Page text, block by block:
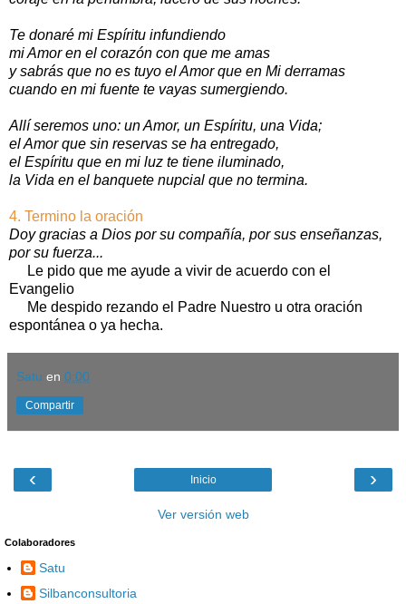
Te donaré mi Espíritu infundiendo
mi Amor en el corazón con que me amas
y sabrás que no es tuyo el Amor que en Mi derramas
cuando en mi fuente te vayas sumergiendo.
Allí seremos uno: un Amor, un Espíritu, una Vida;
el Amor que sin reservas se ha entregado,
el Espíritu que en mi luz te tiene iluminado,
la Vida en el banquete nupcial que no termina.
4. Termino la oración
Doy gracias a Dios por su compañía, por sus enseñanzas,
por su fuerza...
Le pido que me ayude a vivir de acuerdo con el
Evangelio
Me despido rezando el Padre Nuestro u otra oración
espontánea o ya hecha.
Satu en 0:00
Compartir
‹ ›
Inicio
Ver versión web
Colaboradores
Satu
Silbanconsultoria